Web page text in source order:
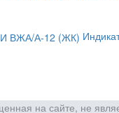
на сайте, не